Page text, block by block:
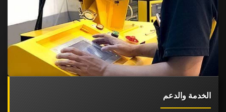
الخدمة والدعم